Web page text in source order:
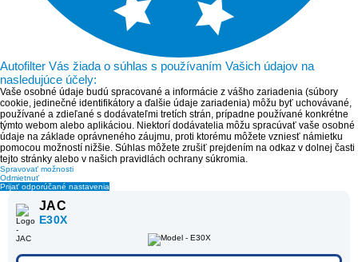
Autofilter Vás žiada o súhlas s používaním Vašich údajov na
nasledujúce účely:
Vaše osobné údaje budú spracované a informácie z vášho zariadenia (súbory
cookie, jedinečné identifikátory a ďalšie údaje zariadenia) môžu byť uchovávané,
používané a zdieľané s dodávateľmi tretích strán, prípadne používané konkrétne
týmto webom alebo aplikáciou. Niektorí dodávatelia môžu spracúvať vaše osobné
údaje na základe oprávneného záujmu, proti ktorému môžete vzniesť námietku
pomocou možností nižšie. Súhlas môžete zrušiť prejdením na odkaz v dolnej časti
tejto stránky alebo v našich pravidlách ochrany súkromia.
Spravovať možnosti
Odmietnuť
Prijať odporúčané nastavenia
JAC
E30X